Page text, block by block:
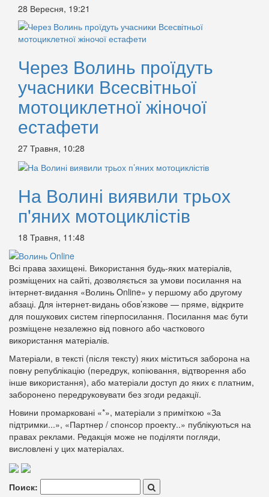
28 Вересня, 19:21
Через Волинь проїдуть
учасники Всесвітньої
мотоциклетної жіночої
естафети
27 Травня, 10:28
На Волині виявили трьох
п'яних мотоциклістів
18 Травня, 11:48
Всі права захищені. Використання будь-яких матеріалів,
розміщених на сайті, дозволяється за умови посилання на
інтернет-видання «Волинь Online» у першому або другому
абзаці. Для інтернет-видань обов’язкове — пряме, відкрите
для пошукових систем гіперпосилання. Посилання має бути
розміщене незалежно від повного або часткового
використання матеріалів.
Матеріали, в тексті (після тексту) яких міститься заборона на
повну републікацію (передрук, копіювання, відтворення або
інше використання), або матеріали доступ до яких є платним,
заборонено передруковувати без згоди редакції.
Новини промарковані «*», матеріали з приміткою «За
підтримки...», «Партнер / спонсор проекту..» публікуються на
правах реклами. Редакція може не поділяти погляди,
висловлені у цих матеріалах.
Поиск: